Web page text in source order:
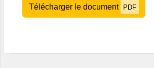
Télécharger le document PDF